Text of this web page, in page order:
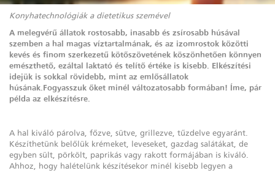
Konyhatechnológiák a dietetikus szemével
A melegvérű állatok rostosabb, inasabb és zsírosabb húsával
szemben a hal magas víztartalmának, és az izomrostok közötti
kevés és finom szerkezetű kötőszövetének köszönhetően könnyen
emészthető, ezáltal laktató és telítő értéke is kisebb. Elkészítési
idejük is sokkal rövidebb, mint az emlősállatok
húsának.Fogyasszuk őket minél változatosabb formában! Íme, pár
példa az elkészítésre.
A hal kiváló párolva, főzve, sütve, grillezve, tűzdelve egyaránt.
Készíthetünk belőlük krémeket, leveseket, gazdag salátákat, de
egyben sült, pörkölt, paprikás vagy rakott formájában is kiváló.
Ahhoz, hogy halételünk készítésekor minél kisebb legyen a